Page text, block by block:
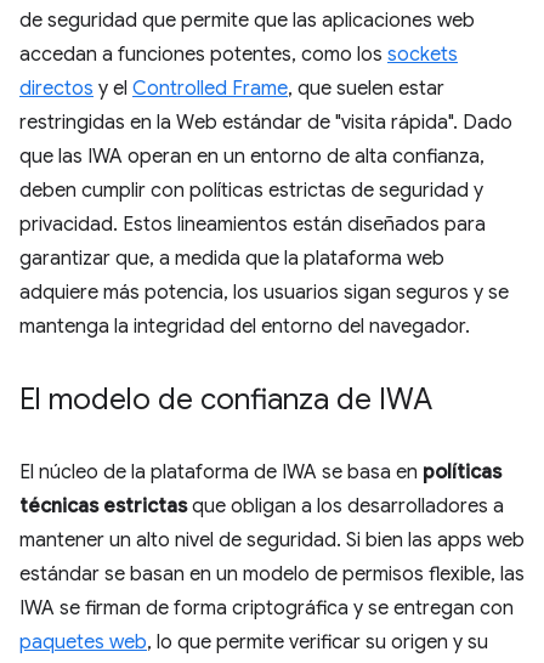
de seguridad que permite que las aplicaciones web
accedan a funciones potentes, como los sockets
directos y el Controlled Frame, que suelen estar
restringidas en la Web estándar de "visita rápida". Dado
que las IWA operan en un entorno de alta confianza,
deben cumplir con políticas estrictas de seguridad y
privacidad. Estos lineamientos están diseñados para
garantizar que, a medida que la plataforma web
adquiere más potencia, los usuarios sigan seguros y se
mantenga la integridad del entorno del navegador.
El modelo de confianza de IWA
El núcleo de la plataforma de IWA se basa en políticas
técnicas estrictasque obligan a los desarrolladores a
mantener un alto nivel de seguridad. Si bien las apps web
estándar se basan en un modelo de permisos flexible, las
IWA se firman de forma criptográfica y se entregan con
paquetes web, lo que permite verificar su origen y su